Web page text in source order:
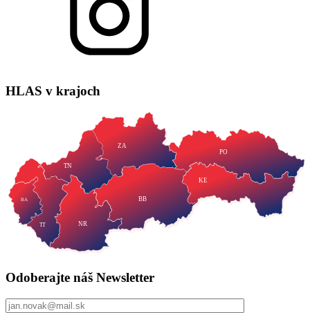
HLAS v krajoch
TT NR
TN
ZA
BB
PO
KE
BA
Odoberajte náš Newsletter